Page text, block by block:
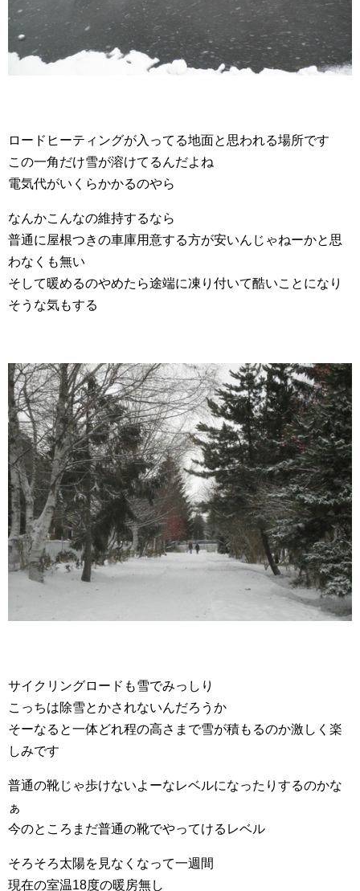
ロードヒーティングが入ってる地面と思われる場所です
この一角だけ雪が溶けてるんだよね
電気代がいくらかかるのやら
なんかこんなの維持するなら
普通に屋根つきの車庫用意する方が安いんじゃねーかと思
わなくも無い
そして暖めるのやめたら途端に凍り付いて酷いことになり
そうな気もする
サイクリングロードも雪でみっしり
こっちは除雪とかされないんだろうか
そーなると一体どれ程の高さまで雪が積もるのか激しく楽
しみです
普通の靴じゃ歩けないよーなレベルになったりするのかな
ぁ
今のところまだ普通の靴でやってけるレベル
そろそろ太陽を見なくなって一週間
現在の室温18度の暖房無し